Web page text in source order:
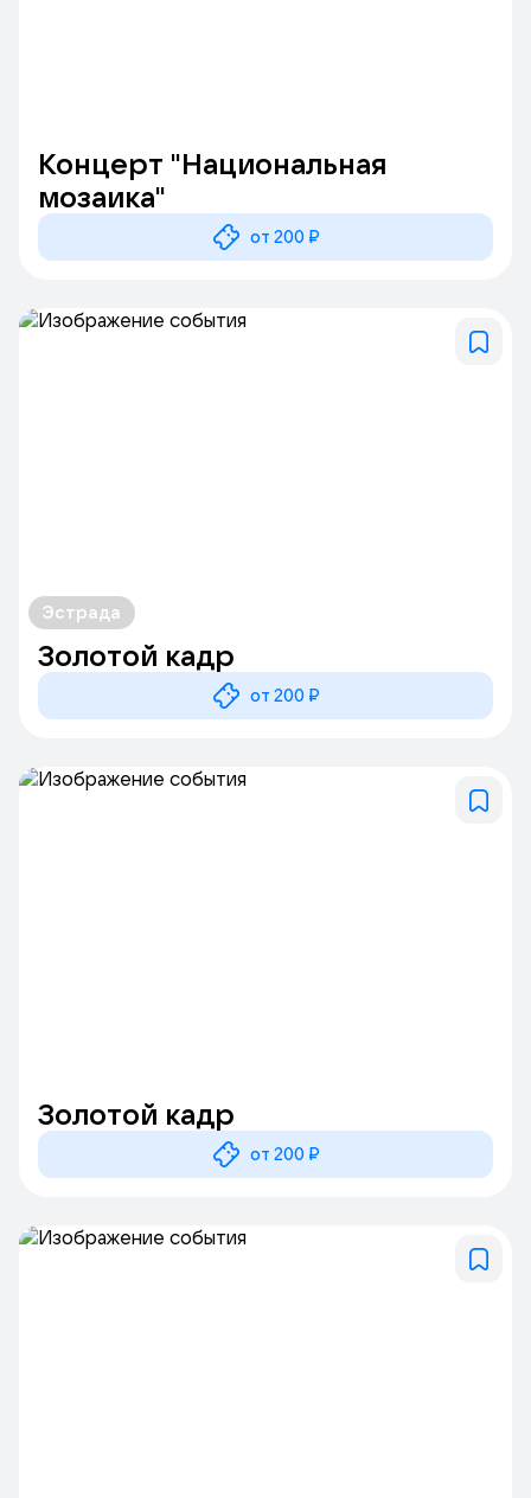
Концерт "Национальная
мозаика"
от 200 ₽
Эстрада
Золотой кадр
от 200 ₽
Золотой кадр
от 200 ₽